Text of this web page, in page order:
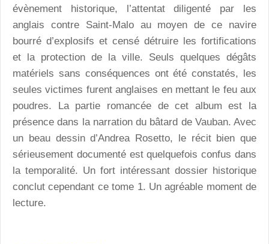
évènement historique, l’attentat diligenté par les
anglais contre Saint-Malo au moyen de ce navire
bourré d’explosifs et censé détruire les fortifications
et la protection de la ville. Seuls quelques dégâts
matériels sans conséquences ont été constatés, les
seules victimes furent anglaises en mettant le feu aux
poudres. La partie romancée de cet album est la
présence dans la narration du bâtard de Vauban. Avec
un beau dessin d’Andrea Rosetto, le récit bien que
sérieusement documenté est quelquefois confus dans
la temporalité. Un fort intéressant dossier historique
conclut cependant ce tome 1. Un agréable moment de
lecture.